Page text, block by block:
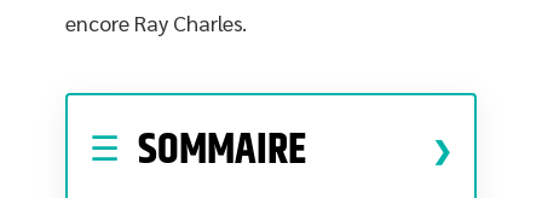
encore Ray Charles.
SOMMAIRE